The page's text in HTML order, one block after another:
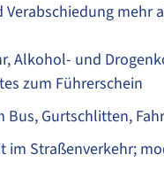
mehr
Alkohol- und
zum Führerschein
Gurtschlitten,
im Straßenverkehr;